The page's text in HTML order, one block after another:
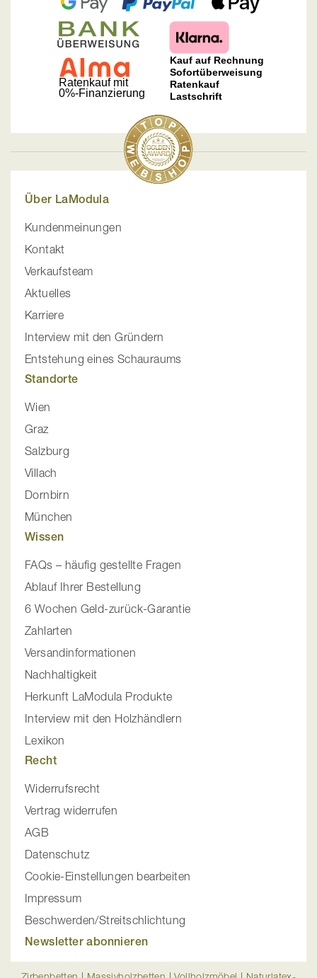
Über LaModula
Kundenmeinungen
Kontakt
Verkaufsteam
Aktuelles
Karriere
Interview mit den Gründern
Entstehung eines Schauraums
Standorte
Wien
Graz
Salzburg
Villach
Dornbirn
München
Wissen
FAQs – häufig gestellte Fragen
Ablauf Ihrer Bestellung
6 Wochen Geld-zurück-Garantie
Zahlarten
Versandinformationen
Nachhaltigkeit
Herkunft LaModula Produkte
Interview mit den Holzhändlern
Lexikon
Recht
Widerrufsrecht
Vertrag widerrufen
AGB
Datenschutz
Cookie-Einstellungen bearbeiten
Impressum
Beschwerden/Streitschlichtung
Newsletter abonnieren